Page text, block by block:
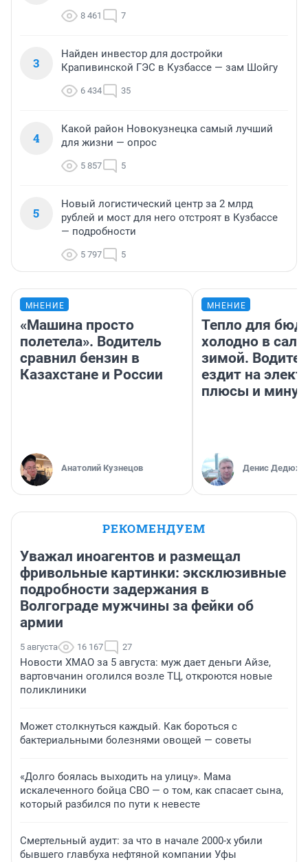
8 461 7
3
Найден инвестор для достройки
Крапивинской ГЭС в Кузбассе — зам Шойгу
6 434 35
4
Какой район Новокузнецка самый лучший
для жизни — опрос
5 857 5
5
Новый логистический центр за 2 млрд
рублей и мост для него отстроят в Кузбассе
— подробности
5 797 5
МНЕНИЕ
«Машина просто
полетела». Водитель
сравнил бензин в
Казахстане и России
Анатолий Кузнецов
МНЕНИЕ
Тепло для
холодно в
зимой.
ездит на
плюсы и
Денис
РЕКОМЕНДУЕМ
Уважал иноагентов и размещал
фривольные картинки: эксклюзивные
подробности задержания в
Волгограде мужчины за фейки об
армии
5 августа 16 167 27
Новости ХМАО за 5 августа: муж дает деньги Айзе,
вартовчанин оголился возле ТЦ, откроются новые
поликлиники
Может столкнуться каждый. Как бороться с
бактериальными болезнями овощей — советы
«Долго боялась выходить на улицу». Мама
искалеченного бойца СВО — о том, как спасает сына,
который разбился по пути к невесте
Смертельный аудит: за что в начале 2000-х убили
бывшего главбуха нефтяной компании Уфы